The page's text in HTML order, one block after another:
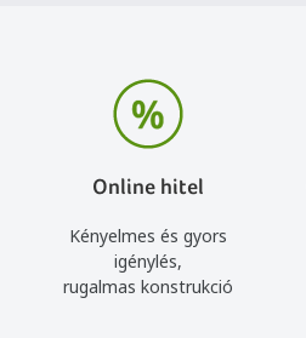
Online hitel
Kényelmes és gyors
igénylés,
rugalmas konstrukció